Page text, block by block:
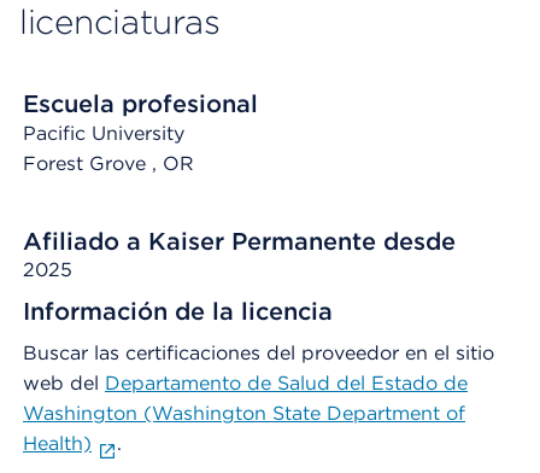
licenciaturas
Escuela profesional
Pacific University
Forest Grove , OR
Afiliado a Kaiser Permanente desde
2025
Información de la licencia
Buscar las certificaciones del proveedor en el sitio
web del Departamento de Salud del Estado de
Washington (Washington State Department of
Health)
.